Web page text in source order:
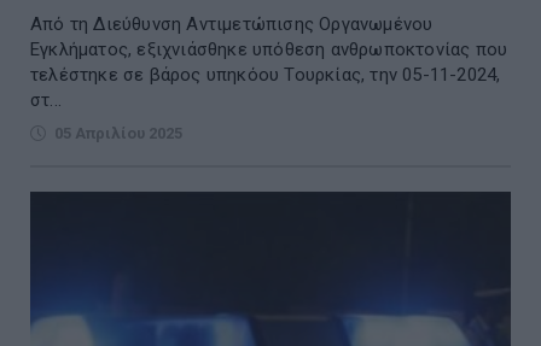
Από τη Διεύθυνση Αντιμετώπισης Οργανωμένου
Εγκλήματος, εξιχνιάσθηκε υπόθεση ανθρωποκτονίας που
τελέστηκε σε βάρος υπηκόου Τουρκίας, την 05-11-2024,
στ...
05 Απριλίου 2025